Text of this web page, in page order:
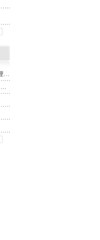
不锈钢管制造厂筹备建立理化实验室所需设备清单
实验室薄片制作 矿片制作 矿相标本制作